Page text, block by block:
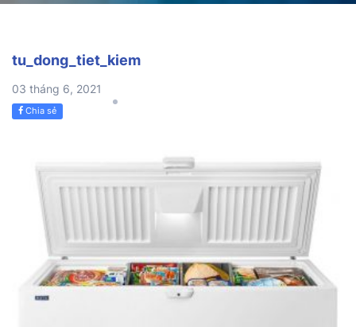
tu_dong_tiet_kiem
03 tháng 6, 2021
Chia sẻ